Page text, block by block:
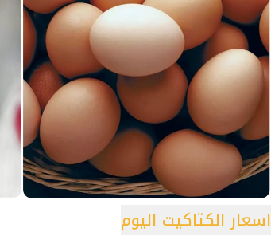
اسعار الكتاكيت اليوم